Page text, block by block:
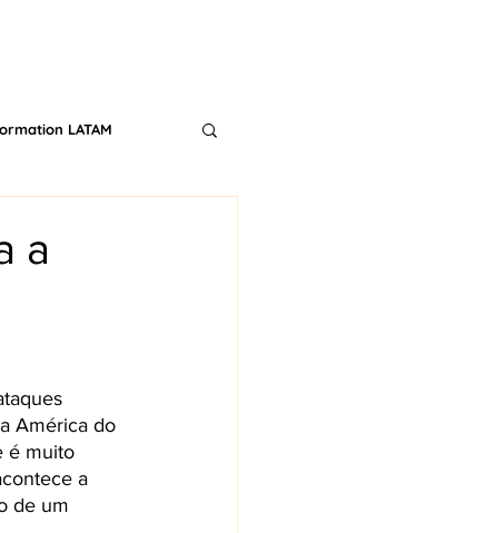
LATAM
a
América do
é muito
a
de um